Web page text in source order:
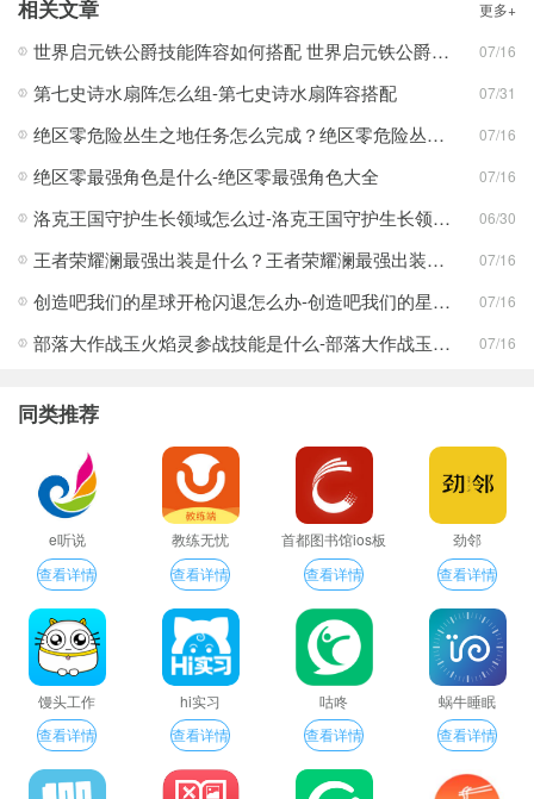
相关文章 更多+
世界启元铁公爵技能阵容如何搭配 世界启元铁公爵技能阵容搭配合集 07/16
第七史诗水扇阵怎么组-第七史诗水扇阵容搭配 07/31
绝区零危险丛生之地任务怎么完成？绝区零危险丛生之地任务完成攻略 07/16
绝区零最强角色是什么-绝区零最强角色大全 07/16
洛克王国守护生长领域怎么过-洛克王国守护生长领域通关攻略 06/30
王者荣耀澜最强出装是什么？王者荣耀澜最强出装分享 07/16
创造吧我们的星球开枪闪退怎么办-创造吧我们的星球开枪闪退合集 07/16
部落大作战玉火焰灵参战技能是什么-部落大作战玉火焰灵参战技能合集 07/16
同类推荐
e听说
查看详情
教练无忧
查看详情
首都图书馆ios板
查看详情
劲邻
查看详情
馒头工作
查看详情
hi实习
查看详情
咕咚
查看详情
蜗牛睡眠
查看详情